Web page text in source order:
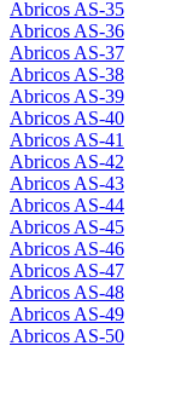
Abricos AS-35
Abricos AS-36
Abricos AS-37
Abricos AS-38
Abricos AS-39
Abricos AS-40
Abricos AS-41
Abricos AS-42
Abricos AS-43
Abricos AS-44
Abricos AS-45
Abricos AS-46
Abricos AS-47
Abricos AS-48
Abricos AS-49
Abricos AS-50